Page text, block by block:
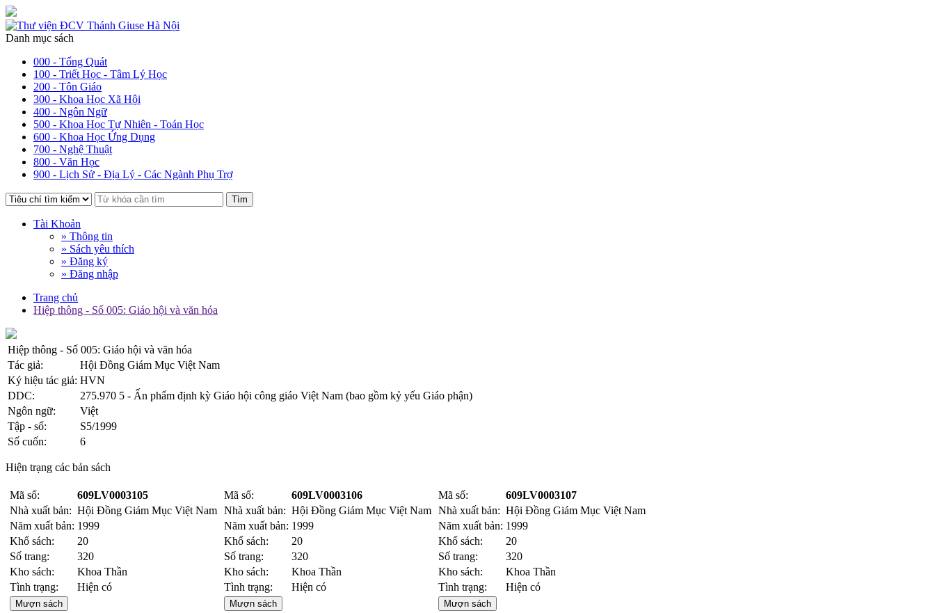
Danh mục sách
000 - Tổng Quát
100 - Triết Học - Tâm Lý Học
200 - Tôn Giáo
300 - Khoa Học Xã Hội
400 - Ngôn Ngữ
500 - Khoa Học Tự Nhiên - Toán Học
600 - Khoa Học Ứng Dụng
700 - Nghệ Thuật
800 - Văn Học
900 - Lịch Sử - Địa Lý - Các Ngành Phụ Trợ
Tìm
Tài Khoản
» Thông tin
» Sách yêu thích
» Đăng ký
» Đăng nhập
Trang chủ
Hiệp thông - Số 005: Giáo hội và văn hóa
Hiệp thông - Số 005: Giáo hội và văn hóa
Tác giả:
Hội Đồng Giám Mục Việt Nam
Ký hiệu tác giả: HVN
DDC:
275.970 5 - Ấn phẩm định kỳ Giáo hội công giáo Việt Nam (bao gồm kỷ yếu Giáo phận)
Ngôn ngữ:
Việt
Tập - số:
S5/1999
Số cuốn:
6
Hiện trạng các bản sách
Mã số:
609LV0003105
Nhà xuất bản: Hội Đồng Giám Mục Việt Nam
Năm xuất bản: 1999
Khổ sách:
20
Số trang:
320
Kho sách:
Khoa Thần
Tình trạng:
Hiện có
Mượn sách
Mã số:
609LV0003106
Nhà xuất bản: Hội Đồng Giám Mục Việt Nam
Năm xuất bản: 1999
Khổ sách:
20
Số trang:
320
Kho sách:
Khoa Thần
Tình trạng:
Hiện có
Mượn sách
Mã số:
609LV0003107
Nhà xuất bản: Hội Đồng Giám Mục Việt Nam
Năm xuất bản: 1999
Khổ sách:
20
Số trang:
320
Kho sách:
Khoa Thần
Tình trạng:
Hiện có
Mượn sách